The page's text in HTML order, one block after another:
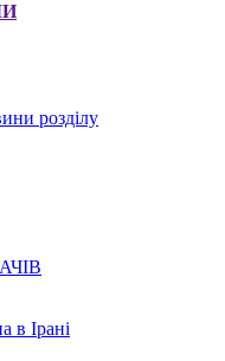
розділу
в Ірані